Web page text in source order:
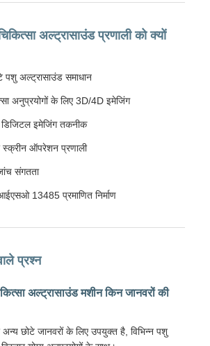
अल्ट्रासाउंड प्रणाली को क्यों
पशु अल्ट्रासाउंड समाधान
अनुप्रयोगों के लिए 3D/4D इमेजिंग
इमेजिंग तकनीक
स्क्रीन ऑपरेशन प्रणाली
संगतता
13485 प्रमाणित निर्माण
प्रश्न
अल्ट्रासाउंड मशीन किन जानवरों की
अन्य छोटे जानवरों के लिए उपयुक्त है, विभिन्न पशु